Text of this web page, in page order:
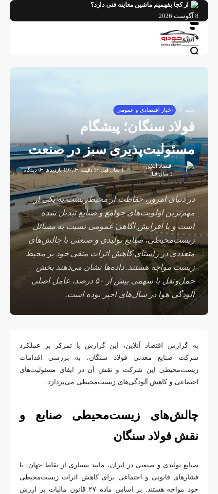
رفتن
از کجا بفهمیم ماشین معاینه فنی دارد؟
8 آگوست 2026
خانه اخبار اقتصادی و عمومی
فولاد سنگان؛ پیشگام
مسئولیت‌پذیری سبز در صنعت
اقتصاد آنلاین
1 سال قبل
1 سال قبل 3 دقیقه 197,0 بازدیدها 0 دیدگاه
در دنیای امروز، حفاظت از محیط‌زیست به یکی از
مهم‌ترین اولویت‌های جوامع و صنایع تبدیل شده
است و با افزایش آگاهی عمومی نسبت به مسائل
زیست‌محیطی، صنایع تولیدی و صنعتی با چالش‌های
متعددی در راستای کاهش اثرات منفی خود بر محیط‌
زیست مواجه هستند. داده‌ها نشان می‌دهند بخش
حمل‌ونقل با سهمی بیش از ۵۰ درصد، عامل اصلی
آلودگی هوا در سال‌های اخیر بوده است.
به گزارش اقتصاد آنلاین، این گزارش با تمرکز بر عملکرد
شرکت صنایع معدنی فولاد سنگان، به بررسی اقدامات
زیستمحیطی این شرکت و نقش آن در ایفای مسئولیتهای
اجتماعی و کاهش آلودگیهای زیستمحیطی میپردازد.
چالشهای زیستمحیطی صنایع و
نقش فولاد سنگان
صنایع تولیدی و صنعتی در ایران، مانند بسیاری از نقاط جهان، با
فشارهای قانونی و اجتماعی برای کاهش اثرات زیستمحیطی
خود مواجه هستند. بر اساس ماده ۲۷قانون مالیات بر ارزش